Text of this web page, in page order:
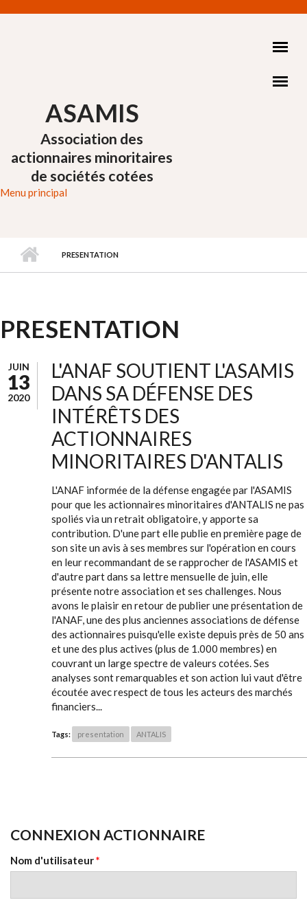
ASAMIS
Association des
actionnaires minoritaires
de sociétés cotées
Menu principal
PRESENTATION
PRESENTATION
JUIN
13
2020
L'ANAF SOUTIENT L'ASAMIS
DANS SA DÉFENSE DES
INTÉRÊTS DES
ACTIONNAIRES
MINORITAIRES D'ANTALIS
L'ANAF informée de la défense engagée par l'ASAMIS
pour que les actionnaires minoritaires d'ANTALIS ne pas
spoliés via un retrait obligatoire, y apporte sa
contribution. D'une part elle publie en première page de
son site un avis à ses membres sur l'opération en cours
en leur recommandant de se rapprocher de l'ASAMIS et
d'autre part dans sa lettre mensuelle de juin, elle
présente notre association et ses challenges. Nous
avons le plaisir en retour de publier une présentation de
l'ANAF, une des plus anciennes associations de défense
des actionnaires puisqu'elle existe depuis près de 50 ans
et une des plus actives (plus de 1.000 membres) en
couvrant un large spectre de valeurs cotées. Ses
analyses sont remarquables et son action lui vaut d'être
écoutée avec respect de tous les acteurs des marchés
financiers...
Tags: presentation ANTALIS
CONNEXION ACTIONNAIRE
Nom d'utilisateur*